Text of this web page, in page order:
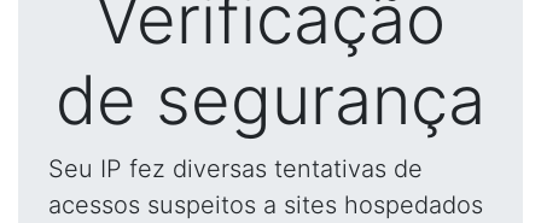
Verificação
de segurança
Seu IP fez diversas tentativas de
acessos suspeitos a sites hospedados